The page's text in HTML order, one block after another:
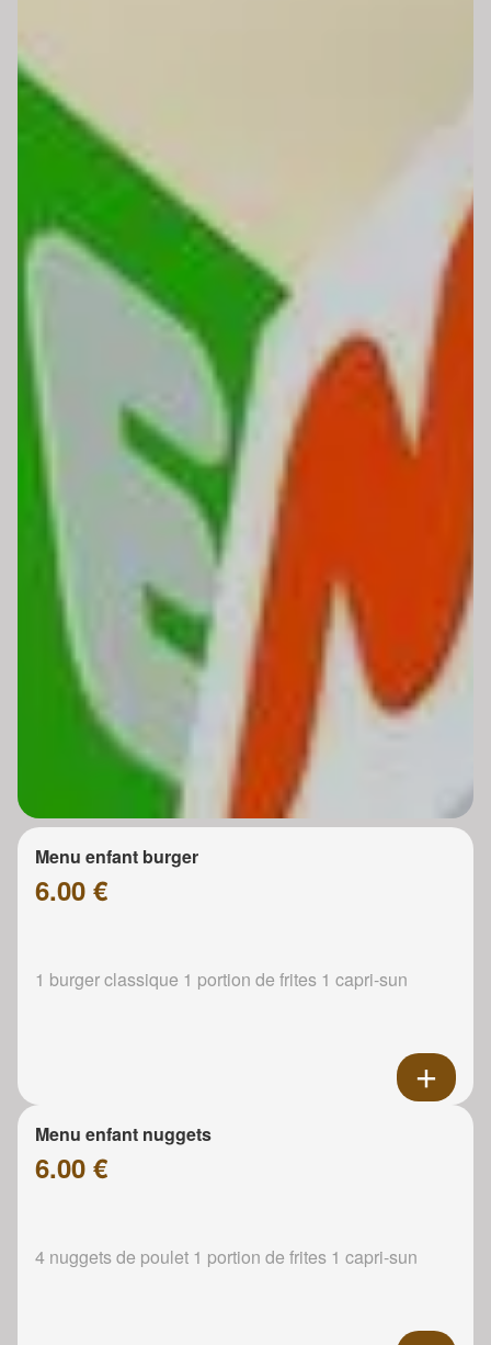
Menu enfant burger
6.00 €
1 burger classique 1 portion de frites 1 capri-sun
Menu enfant nuggets
6.00 €
4 nuggets de poulet 1 portion de frites 1 capri-sun